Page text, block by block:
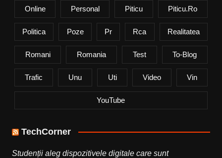
Online Personal Piticu Piticu.ro
Politica Poze Pr Rca Realitatea
Romani Romania Test To-Blog
Trafic Unu Uti Video Vin
YouTube
TechCorner
Studenții aleg dispozitivele digitale care sunt